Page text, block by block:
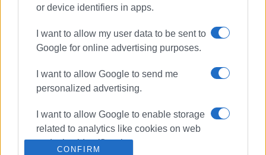
or device identifiers in apps.
I want to allow my user data to be sent to
Google for online advertising purposes.
I want to allow Google to send me
personalized advertising.
I want to allow Google to enable storage
related to analytics like cookies on web
or device identifiers in apps.
CONFIRM